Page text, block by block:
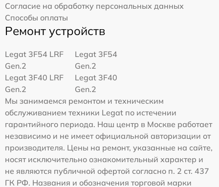
Согласие на обработку персональных данных
Способы оплаты
Ремонт устройств
Legat 3F54 LRF
Gen.2
Legat 3F54
Gen.2
Legat 3F40 LRF
Gen.2
Legat 3F40
Gen.2
Мы занимаемся ремонтом и техническим
обслуживанием техники Legat по истечении
гарантийного периода. Наш центр в Москве работает
независимо и не имеет официальной авторизации от
производителя. Цены на ремонт, указанные на сайте,
носят исключительно ознакомительный характер и
не являются публичной офертой согласно п. 2 ст. 437
ГК РФ. Названия и обозначения торговой марки